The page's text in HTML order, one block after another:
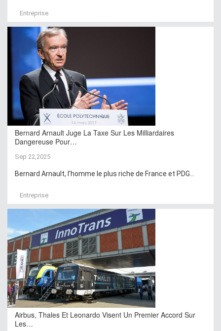
Entreprise
Bernard Arnault Juge La Taxe Sur Les Milliardaires
Dangereuse Pour…
Sep 22,2025
Bernard Arnault, l’homme le plus riche de France et PDG...
Entreprise
Airbus, Thales Et Leonardo Visent Un Premier Accord Sur
Les…